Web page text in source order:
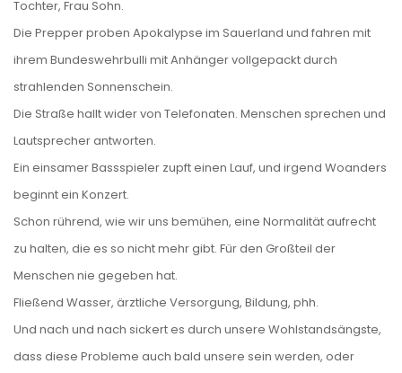
Tochter, Frau Sohn.
Die Prepper proben Apokalypse im Sauerland und fahren mit
ihrem Bundeswehrbulli mit Anhänger vollgepackt durch
strahlenden Sonnenschein.
Die Straße hallt wider von Telefonaten. Menschen sprechen und
Lautsprecher antworten.
Ein einsamer Bassspieler zupft einen Lauf, und irgend Woanders
beginnt ein Konzert.
Schon rührend, wie wir uns bemühen, eine Normalität aufrecht
zu halten, die es so nicht mehr gibt. Für den Großteil der
Menschen nie gegeben hat.
Fließend Wasser, ärztliche Versorgung, Bildung, phh.
Und nach und nach sickert es durch unsere Wohlstandsängste,
dass diese Probleme auch bald unsere sein werden, oder